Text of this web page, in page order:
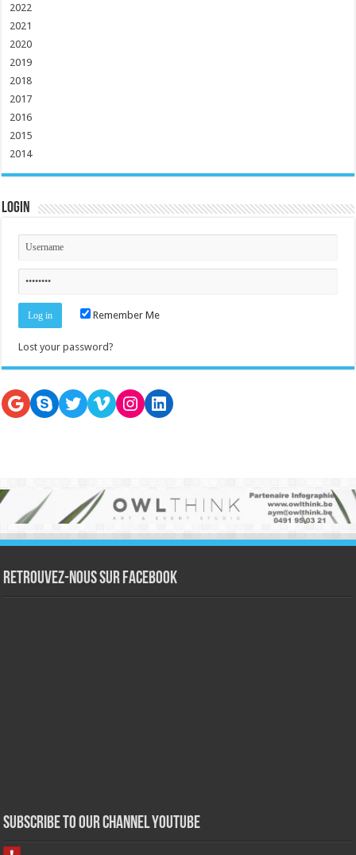
2022
2021
2020
2019
2018
2017
2016
2015
2014
Login
Remember Me
Lost your password?
Google
SkypeTwitter
VimeoInstagram
LinkedIn
Retrouvez-nous sur Facebook
Subscribe to our Channel Youtube